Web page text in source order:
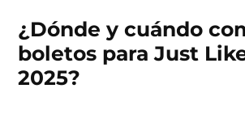
¿Dónde y cuándo
boletos paraJust
2025?